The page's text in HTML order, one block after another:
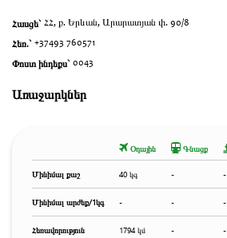
Հասցե` ՀՀ, ք. Երևան, Արարատյան փ. 90/8
Հեռ.` +37493 760571
Փոստ ինդեքս` 0043
Առաջարկներ
Օդային Գնացք
Մինիմալ քաշ 40 կգ - -
Մինիմալ արժեք/1կգ - - -
Հեռավորություն 1794 կմ - -